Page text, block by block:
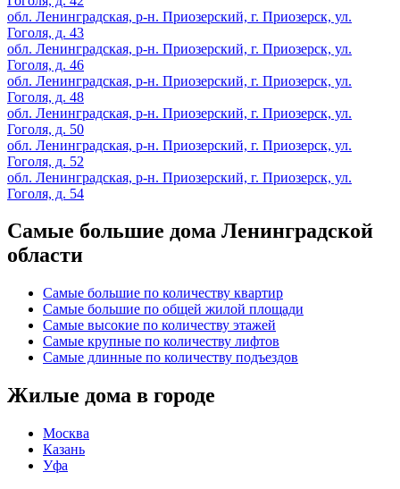
обл. Ленинградская, р-н. Приозерский, г. Приозерск, ул.
Гоголя, д. 43
обл. Ленинградская, р-н. Приозерский, г. Приозерск, ул.
Гоголя, д. 46
обл. Ленинградская, р-н. Приозерский, г. Приозерск, ул.
Гоголя, д. 48
обл. Ленинградская, р-н. Приозерский, г. Приозерск, ул.
Гоголя, д. 50
обл. Ленинградская, р-н. Приозерский, г. Приозерск, ул.
Гоголя, д. 52
обл. Ленинградская, р-н. Приозерский, г. Приозерск, ул.
Гоголя, д. 54
Самые большие дома Ленинградской
области
Самые большие по количеству квартир
Самые большие по общей жилой площади
Самые высокие по количеству этажей
Самые крупные по количеству лифтов
Самые длинные по количеству подъездов
Жилые дома в городе
Москва
Казань
Уфа